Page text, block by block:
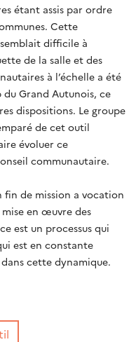
étant assis par ordre
Cette
difficile à
de la salle et des
à l’échelle a été
du Grand Autunois, ce
dispositions. Le groupe
de cet outil
évoluer ce
communautaire.
fin de mission a vocation
mise en œuvre des
est un processus qui
est en constante
cette dynamique.